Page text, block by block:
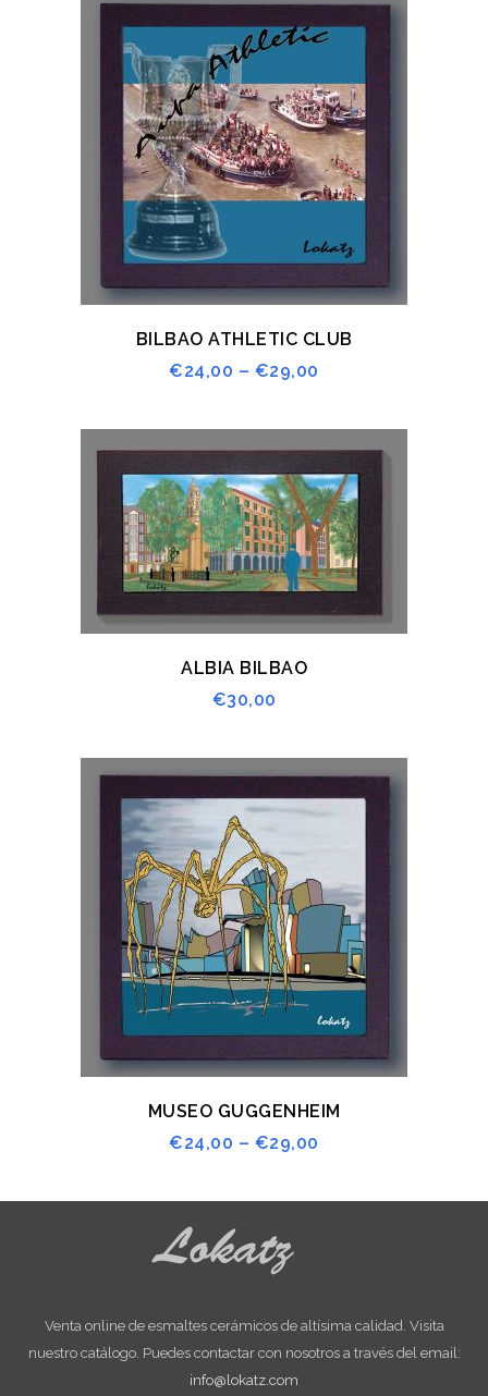
BILBAO ATHLETIC CLUB
€24,00 – €29,00
ALBIA BILBAO
€30,00
MUSEO GUGGENHEIM
€24,00 – €29,00
Venta online de esmaltes cerámicos de altísima calidad. Visita
nuestro catálogo. Puedes contactar con nosotros a través del email:
info@lokatz.com